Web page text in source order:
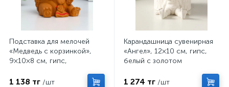
Подставка для мелочей
«Медведь с корзинкой»,
9×10×8 см, гипс,
1 138 тг /шт
Карандашница сувенирная
«Ангел», 12×10 см, гипс,
белый с золотом
1 274 тг /шт